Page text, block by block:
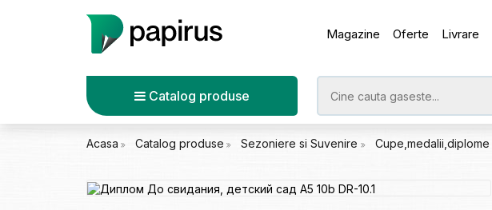
Magazine Oferte Livrare
Catalog produse
Acasa Catalog produse Sezoniere si Suvenire Cupe,medalii,diplome